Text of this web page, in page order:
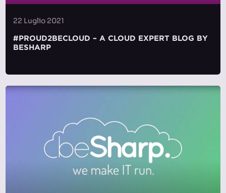
22 Luglio 2021
#PROUD2BECLOUD – A CLOUD EXPERT BLOG BY
BESHARP